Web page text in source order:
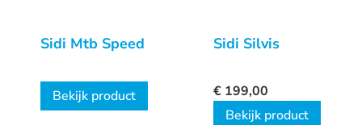
Sidi Mtb Speed
Bekijk product
Sidi Silvis
€ 199,00
Bekijk product